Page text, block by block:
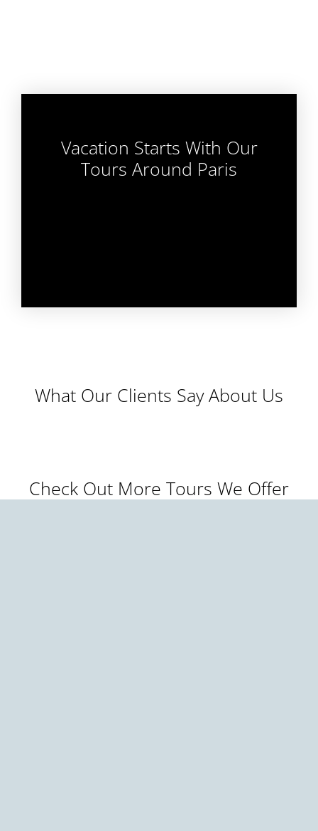
Vacation Starts With Our
Tours Around Paris
What Our Clients Say About Us
Check Out More Tours We Offer